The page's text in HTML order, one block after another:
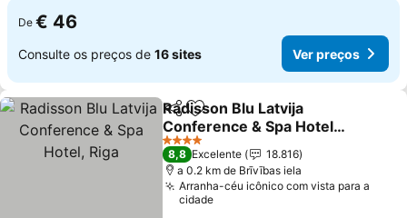
De € 46
Consulte os preços de 16 sites Ver preços
PartilharAdicionar aos favoritos
Radisson Blu Latvija
Conference & Spa Hotel,
Riga
4 Estrelas
8,8 Excelente
18.816
a 0.2 km de Brīvības iela
Arranha-céu icônico com vista para a
cidade